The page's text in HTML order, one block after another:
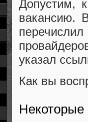
Допустим,
вакансию.
указал
Как вы
Некоторые